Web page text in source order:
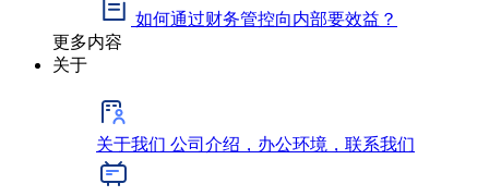
如何通过财务管控向内部要效益？
更多内容
关于
关于我们 公司介绍，办公环境，联系我们